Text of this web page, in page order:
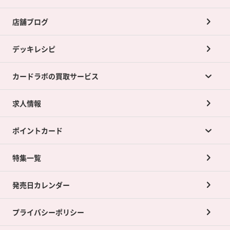
店舗ブログ
デッキレシピ
カードラボの買取サービス
カードラボの買取サービスTOP
店舗買取について
ネット買取について
買取承諾書について
求人情報
ポイントカード
ポイントカードTOP
ポイント交換景品
特集一覧
発売日カレンダー
プライバシーポリシー